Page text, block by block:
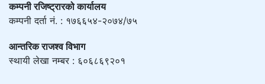
कम्पनी रजिष्ट्रारको कार्यालय
कम्पनी दर्ता नं. : १७६६५४-२०७४/७५
आन्तरिक राजश्व विभाग
स्थायी लेखा नम्बर : ६०६८६९२०१